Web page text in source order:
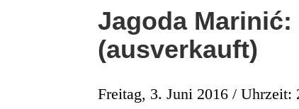
Jagoda Marinić:
(ausverkauft)
Freitag, 3. Juni 2016 / Uhrzeit: